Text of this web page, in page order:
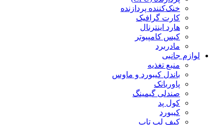
خنک‌کننده پردازنده
کارت گرافیک
هارد اینترنال
کیس کامپیوتر
مادربرد
لوازم جانبی
منبع تغذیه
باندل کیبورد و ماوس
پاوربانک
صندلی گیمینگ
کول پد
کیبورد
کیف لپ تاپ